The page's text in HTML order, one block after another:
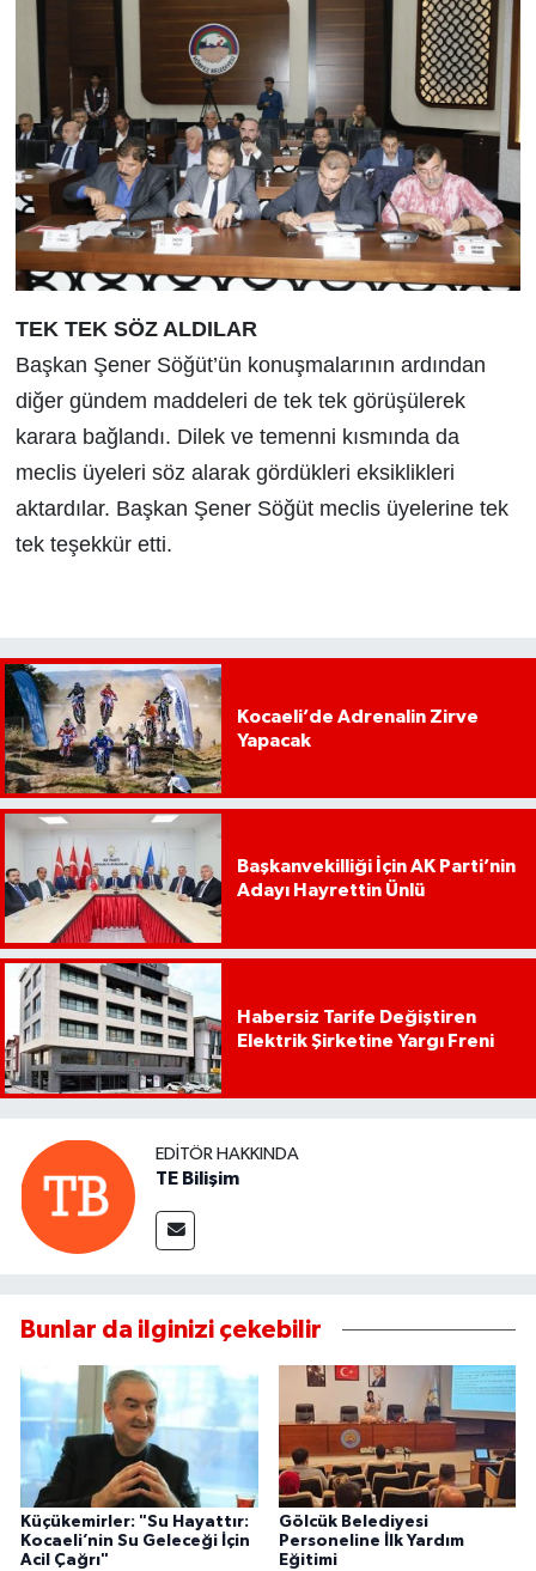
TEK TEK SÖZ ALDILAR
Başkan Şener Söğüt’ün konuşmalarının ardından
diğer gündem maddeleri de tek tek görüşülerek
karara bağlandı. Dilek ve temenni kısmında da
meclis üyeleri söz alarak gördükleri eksiklikleri
aktardılar. Başkan Şener Söğüt meclis üyelerine tek
tek teşekkür etti.
Kocaeli’de Adrenalin Zirve
Yapacak
Başkanvekilliği İçin AK Parti’nin
Adayı Hayrettin Ünlü
Habersiz Tarife Değiştiren
Elektrik Şirketine Yargı Freni
EDITÖR HAKKINDA
TE Bilişim
Bunlar da ilginizi çekebilir
Küçükemirler: "Su Hayattır:
Kocaeli’nin Su Geleceği İçin
Acil Çağrı"
Gölcük Belediyesi
Personeline İlk Yardım
Eğitimi